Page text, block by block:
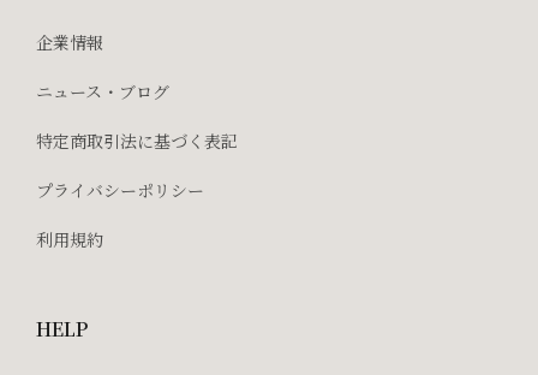
企業情報
ニュース・ブログ
特定商取引法に基づく表記
プライバシーポリシー
利用規約
HELP